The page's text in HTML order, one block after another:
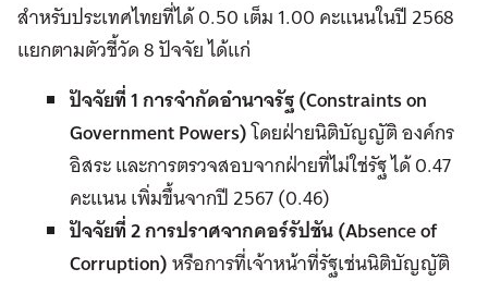
สำหรับประเทศไทยที่ได้ 0.50 เต็ม 1.00 คะแนนในปี 2568
แยกตามตัวชี้วัด 8 ปัจจัย ได้แก่
ปัจจัยที่ 1 การจำกัดอำนาจรัฐ(Constraints on
Government Powers)โดยฝ่ายนิติบัญญัติ องค์กร
อิสระ และการตรวจสอบจากฝ่ายที่ไม่ใช่รัฐ ได้ 0.47
คะแนน เพิ่มขึ้นจากปี 2567 (0.46)
ปัจจัยที่ 2 การปราศจากคอร์รัปชัน(Absence of
Corruption)หรือการที่เจ้าหน้าที่รัฐเช่นนิติบัญญัติ